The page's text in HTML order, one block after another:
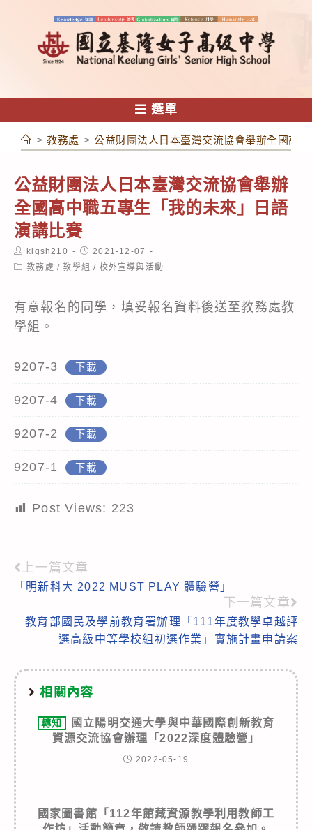
容
選單
> 教務處 > 公益財團法人日本臺灣交流協會舉辦全國高
公益財團法人日本臺灣交流協會舉辦
全國高中職五專生「我的未來」日語
演講比賽
Post
author:
klgsh210
Post
published:
2021-12-07
Post教務處 / 教學組 / 校外宣導與活動
有意報名的同學，填妥報名資料後送至教務處教
學組。
9207-3 下載
9207-4 下載
9207-2 下載
9207-1 下載
Post Views: 223
Read
more
articles
上一篇文章
「明新科大 2022 MUST PLAY 體驗營」
下一篇文章
教育部國民及學前教育署辦理「111年度教學卓越評
選高級中等學校組初選作業」實施計畫申請案
相關內容
轉知
國立陽明交通大學與中華國際創新教育
資源交流協會辦理「2022深度體驗營」
2022-05-19
國家圖書館「112年館藏資源教學利用教師工